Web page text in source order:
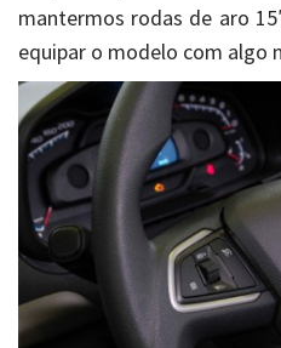
mantermos rodas de aro
equipar o modelo com algo